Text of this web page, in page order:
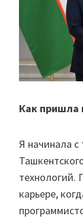
Как пришла
Я начинала с
технологий.
карьере,